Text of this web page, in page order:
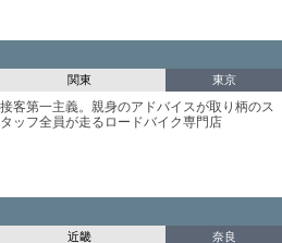
関東 東京
接客第一主義。親身のアドバイスが取り柄のス
タッフ全員が走るロードバイク専門店
近畿 奈良